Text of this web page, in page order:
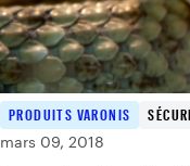
PRODUITS VARONIS
mars 09, 2018